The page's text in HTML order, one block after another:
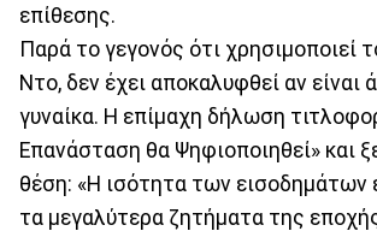
επίθεσης.
Παρά το γεγονός ότι χρησιμοποιεί
Ντο, δεν έχει αποκαλυφθεί αν είναι
γυναίκα. Η επίμαχη δήλωση
Επανάσταση θα Ψηφιοποιηθεί» και
θέση: «Η ισότητα των εισοδημάτων
τα μεγαλύτερα ζητήματα της